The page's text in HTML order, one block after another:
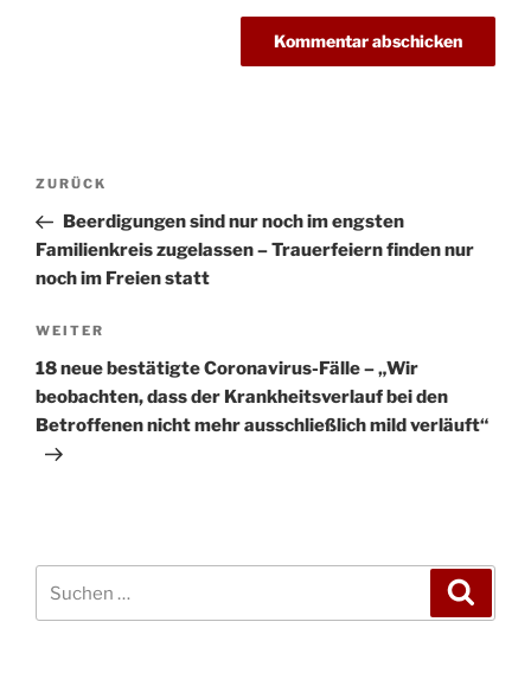
Beitragsnavigation
Vorheriger
Beitrag
ZURÜCK
Beerdigungen sind nur noch im engsten
Familienkreis zugelassen – Trauerfeiern finden nur
noch im Freien statt
Nächster
Beitrag
WEITER
18 neue bestätigte Coronavirus-Fälle – „Wir
beobachten, dass der Krankheitsverlauf bei den
Betroffenen nicht mehr ausschließlich mild verläuft“